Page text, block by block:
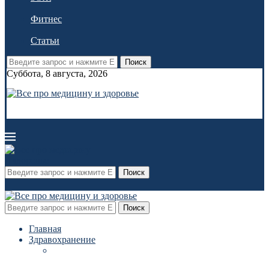
Фитнес
Статьи
Поиск
Суббота, 8 августа, 2026
Поиск
Поиск
Главная
Здравохранение